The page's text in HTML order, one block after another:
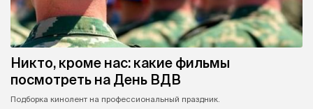
Никто, кроме нас: какие фильмы
посмотреть на День ВДВ
Подборка кинолент на профессиональный праздник.